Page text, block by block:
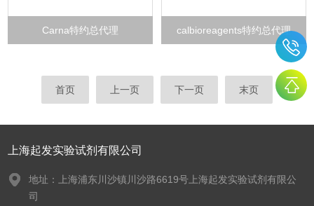
Carna特约总代理 calbioreagents特约总代理
首页 上一页 下一页 末页
上海起发实验试剂有限公司
地址：上海浦东川沙镇川沙路6619号上海起发实验试剂有限公
司